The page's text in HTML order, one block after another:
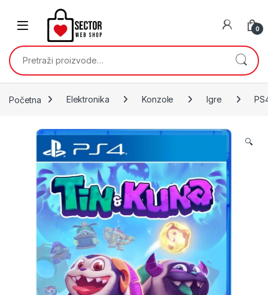
Skip to navigation
0
Pretraži:
Početna Elektronika Konzole Igre
🔍